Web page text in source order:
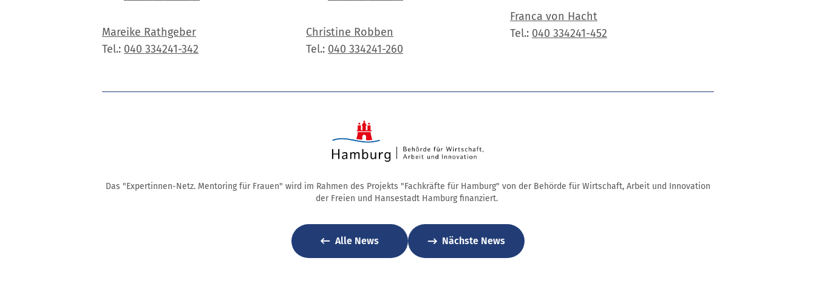
Mareike Rathgeber
Tel.: 040 334241-342
Christine Robben
Tel.: 040 334241-260
Franca von Hacht
Tel.: 040 334241-452
Das "Expertinnen-Netz. Mentoring für Frauen" wird im Rahmen des Projekts "Fachkräfte für Hamburg" von der Behörde für Wirtschaft, Arbeit und Innovation
der Freien und Hansestadt Hamburg finanziert.
Alle News Nächste News